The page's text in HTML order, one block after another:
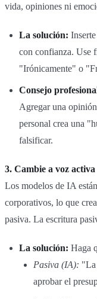
vida, opiniones ni
La solución:
con confianza. Use
"Irónicamente" o
Consejo
Agregar una
personal crea una
falsificar.
3. Cambie a voz activa
Los modelos de IA
corporativos, lo que
pasiva. La escritura
La solución: Haga
Pasiva (IA): "La
aprobar el